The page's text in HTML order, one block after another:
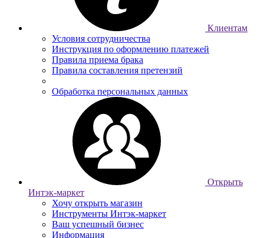
Клиентам
Условия сотрудничества
Инструкция по оформлению платежей
Правила приема брака
Правила составления претензий
Обработка персональных данных
Открыть
Интэк-маркет
Хочу открыть магазин
Инструменты Интэк-маркет
Ваш успешный бизнес
Информация